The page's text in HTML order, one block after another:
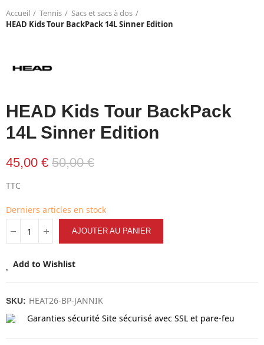
Accueil Tennis
Sacs et sacs à dos
HEAD Kids Tour BackPack 14L Sinner Edition
HEAD Kids Tour BackPack
14L Sinner Edition
45,00 € 50,00 €
TTC
Derniers articles en stock
AJOUTER AU PANIER
Add to Wishlist
SKU: HEAT26-BP-JANNIK
Garanties sécurité Site sécurisé avec SSL et pare-feu